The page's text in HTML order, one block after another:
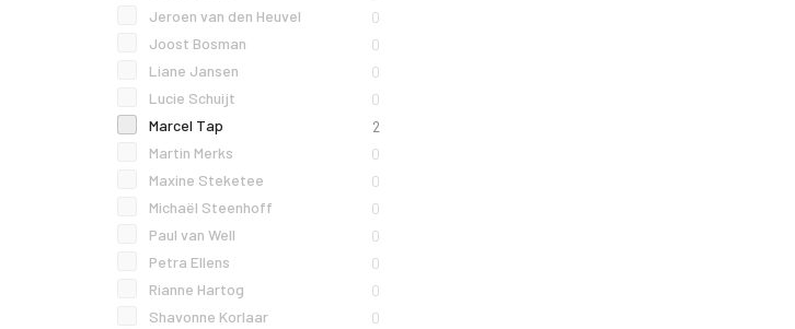
Jeroen van den Heuvel 0
Joost Bosman 0
Liane Jansen 0
Lucie Schuijt 0
Marcel Tap 2
Martin Merks 0
Maxine Steketee 0
Michaël Steenhoff 0
Paul van Well 0
Petra Ellens 0
Rianne Hartog 0
Shavonne Korlaar 0